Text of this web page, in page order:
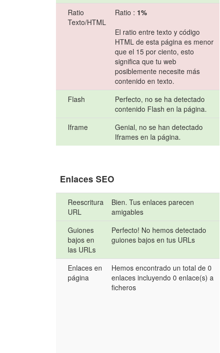
Ratio
Texto/HTML
Ratio : 1%
El ratio entre texto y código
HTML de esta página es menor
que el 15 por ciento, esto
significa que tu web
posiblemente necesite más
contenido en texto.
Flash
Perfecto, no se ha detectado
contenido Flash en la página.
Iframe
Genial, no se han detectado
Iframes en la página.
Enlaces SEO
Reescritura
URL
Bien. Tus enlaces parecen
amigables
Guiones
bajos en
las URLs
Perfecto! No hemos detectado
guiones bajos en tus URLs
Enlaces en
página
Hemos encontrado un total de 0
enlaces incluyendo 0 enlace(s) a
ficheros